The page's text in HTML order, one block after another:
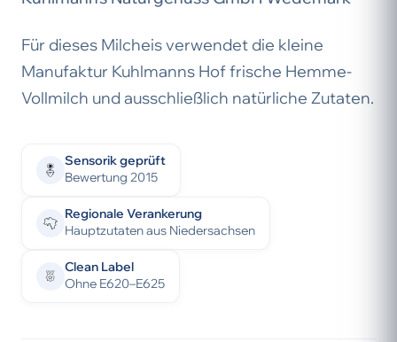
Für dieses Milcheis verwendet die kleine
Manufaktur Kuhlmanns Hof frische Hemme-
Vollmilch und ausschließlich natürliche Zutaten.
Sensorik geprüft
Bewertung 2015
Regionale Verankerung
Hauptzutaten aus Niedersachsen
Clean Label
Ohne E620–E625